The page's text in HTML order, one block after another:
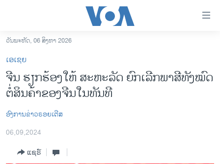
ເຂົ້າ
ຫາ
ຂ້າມ
ຂ້າມ
ຂ້າມ
ຫາ
ຊອກ
ຄົ້ນ
ລາວ
ອາເມຣິກາ
ຂ່າວ​ຈີນ
ໂລກ
ເອເຊຍ
ວັນພະຫັດ, 06 ສິງຫາ 2026
ເອເຊຍ
ຈີນ ຮຽກຮ້ອງໃຫ້ ສະຫະລັດ ຍົກເລີກພາສີທັງໝົດ
ຕໍ່ສິນຄ້າຂອງຈີນໃນທັນທີ
ອົງການຂ່າວຣອຍເຕີສ
06,09,2024
ແຊຣ໌